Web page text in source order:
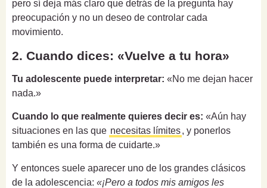
pero sí deja más claro que detrás de la pregunta hay
preocupación y no un deseo de controlar cada
movimiento.
2. Cuando dices: «Vuelve a tu hora»
Tu adolescente puede interpretar: «No me dejan hacer
nada.»
Cuando lo que realmente quieres decir es: «Aún hay
situaciones en las que necesitas límites, y ponerlos
también es una forma de cuidarte.»
Y entonces suele aparecer uno de los grandes clásicos
de la adolescencia: «¡Pero a todos mis amigos les